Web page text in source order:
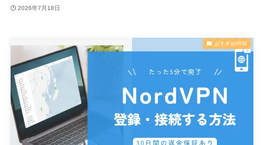
2026年7月18日
おすすめVPN